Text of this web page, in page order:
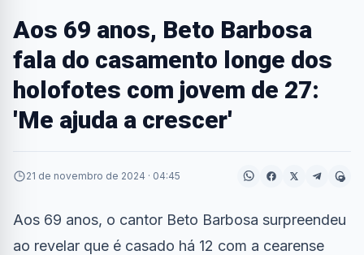
Aos 69 anos, Beto Barbosa
fala do casamento longe dos
holofotes com jovem de 27:
'Me ajuda a crescer'
21 de novembro de 2024 · 04:45
Aos 69 anos, o cantor Beto Barbosa surpreendeu
ao revelar que é casado há 12 com a cearense